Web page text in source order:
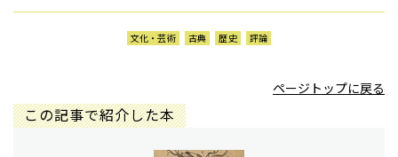
文化・芸術 古典 歴史 評論
ページトップに戻る
この記事で紹介した本